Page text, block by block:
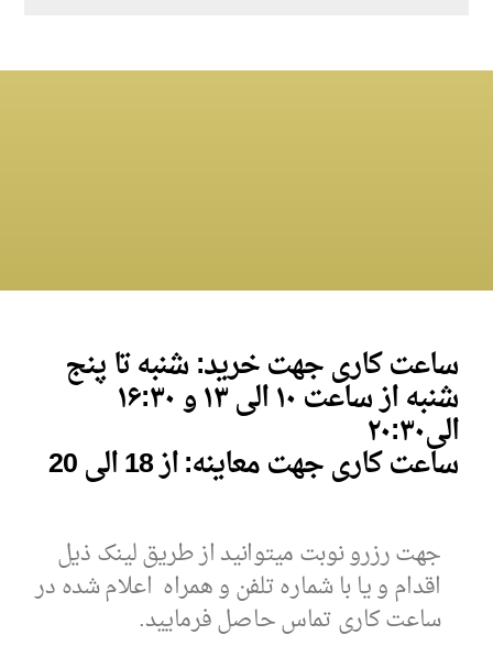
ساعت کاری جهت خرید: شنبه تا پنج
شنبه از ساعت ۱۰ الی ۱۳ و ۱۶:۳۰
الی ۲۰:۳۰
ساعت کاری جهت معاینه: از 18 الی 20
جهت رزرو نوبت میتوانید از طریق لینک ذیل
اقدام و یا با شماره تلفن و همراه اعلام شده در
ساعت کاری تماس حاصل فرمایید.